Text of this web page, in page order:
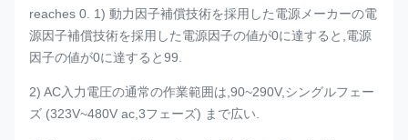
reaches 0. 1) 動力因子補償技術を採用した電源メーカーの電
源因子補償技術を採用した電源因子の値が0に達すると,電源
因子の値が0に達すると99.
2) AC入力電圧の通常の作業範囲は,90~290V,シングルフェー
ズ (323V~480V ac,3フェーズ) まで広い.